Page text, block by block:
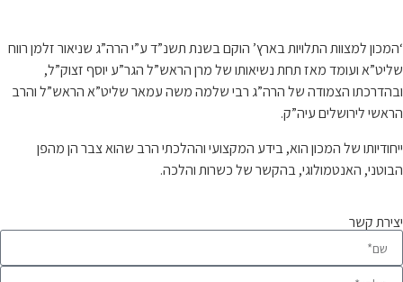
‘המכון למצוות התלויות בארץ’ הוקם בשנת תשנ”ד ע”י הרה”ג שניאור זלמן רווח
שליט”א ועומד מאז תחת נשיאותו של מרן הראש”ל הגר”ע יוסף זצוק”ל,
ובהדרכתו הצמודה של הרה”ג רבי שלמה משה עמאר שליט”א הראש”ל והרב
הראשי לירושלים עיה”ק.
ייחודיותו של המכון הוא, בידע המקצועי וההלכתי הרב שהוא צבר הן מהפן
הבוטני, האנטמולוגי, בהקשר של כשרות והלכה.
יצירת קשר